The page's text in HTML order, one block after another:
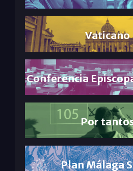
Vaticano
Conferencia
Por
Plan Málaga